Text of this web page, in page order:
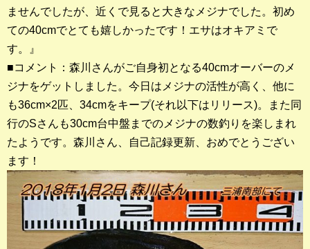
ませんでしたが、近くで見ると大きなメジナでした。初め
ての40cmでとても嬉しかったです！エサはオキアミで
す。』
■コメント：森川さんがご自身初となる40cmオーバーのメ
ジナをゲットしました。今日はメジナの活性が高く、他に
も36cm×2匹、34cmをキープ(それ以下はリリース)。また同
行のSさんも30cm台中盤までのメジナの数釣りを楽しまれ
たようです。森川さん、自己記録更新、おめでとうござい
ます！
メジナ部門
シロギス部門
過去の釣果ランキング
ブログ・釣行記
スタッフブログ
店長釣行記
スタッフ釣行記
釣果投稿フォーム